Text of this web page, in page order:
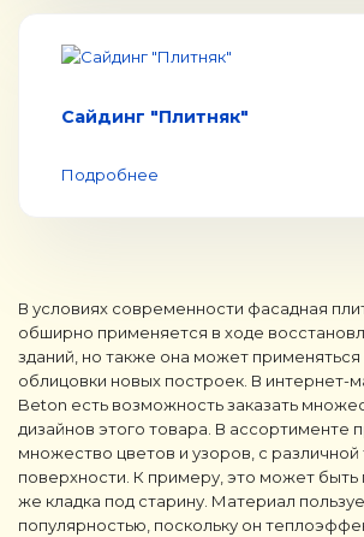
Сайдинг "Плитняк"
Подробнее
В условиях современности фасадная
обширно применяется в ходе
зданий, но также она может применяться
облицовки новых построек. В интернет-
Beton есть возможность заказать
дизайнов этого товара. В ассортименте
множество цветов и узоров, с различной
поверхности. К примеру, это может быть
же кладка под старину. Материал
популярностью, поскольку он